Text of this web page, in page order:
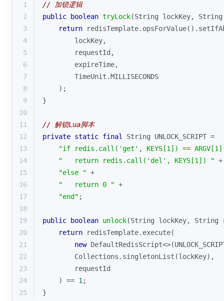
1
// 加锁逻辑
2
public boolean tryLock(String lockKey,
3
return
4
        lockKey,
5
        requestId,
6
        expireTime,
7
        TimeUnit.MILLISECONDS
8
    );
9
}
10
11
// 解锁Lua脚本
12
private static final
String UNLOCK_SCRIPT =
13
"if redis.call('get', KEYS[1]) ==
14
"   return redis.call('del', KEYS[1]) " +
15
"else " +
16
"   return 0 " +
17
"end" ;
18
19
public boolean unlock(String lockKey, String
20
return redisTemplate.execute(
21
new
22
        Collections.singletonList(lockKey),
23
        requestId
24
    ) ==
1 ;
25
}